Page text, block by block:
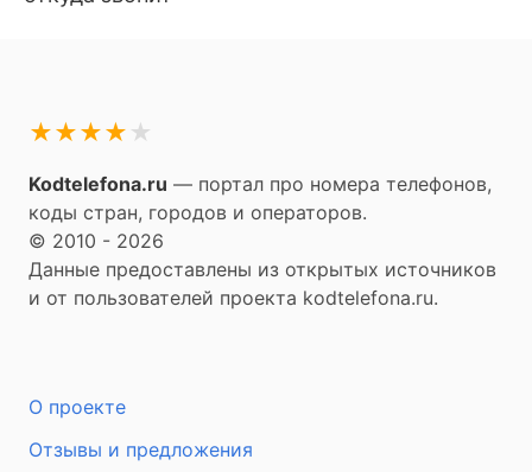
★
★
★
★
★
Kodtelefona.ru — портал про номера телефонов,
коды стран, городов и операторов.
© 2010 - 2026
Данные предоставлены из открытых источников
и от пользователей проекта kodtelefona.ru.
О проекте
Отзывы и предложения